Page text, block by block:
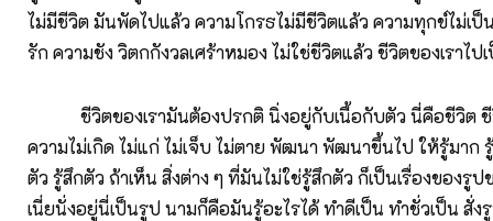
ไม่มีชีวิต มันพัดไปแล้ว ความโกรธไม่มีชีวิตแล้ว ความทุกข์ไม่เป็
รัก ความชัง วิตกกังวลเศร้าหมอง ไม่ใช่ชีวิตแล้ว ชีวิตของเราไป
ชีวิตของเรามันต้องปรกติ นิ่งอยู่กับเนื้อกับตัว นี่คือชีวิต ชี
ความไม่เกิด ไม่แก่ ไม่เจ็บ ไม่ตาย พัฒนา พัฒนาขึ้นไป ให้รู้มาก
ตัว รู้สึกตัว ถ้าเห็น สิ่งต่าง ๆ ที่มันไม่ใช่รู้สึกตัว ก็เป็นเรื่องของรู
เนี่ยนั่งอยู่นี่เป็นรูป นามก็คือมันรู้อะไรได้ ทำดีเป็น ทำชั่วเป็น สั่ง